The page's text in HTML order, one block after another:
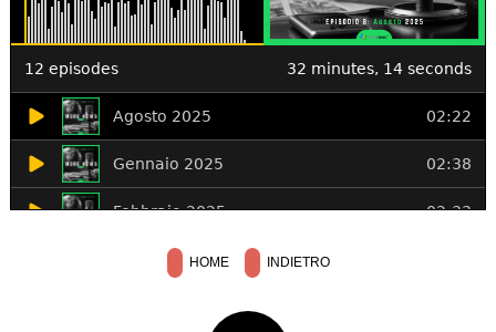
HOME INDIETRO